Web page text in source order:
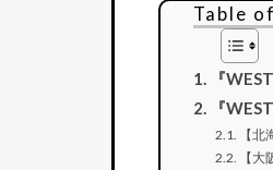
Table
『
『
【
【